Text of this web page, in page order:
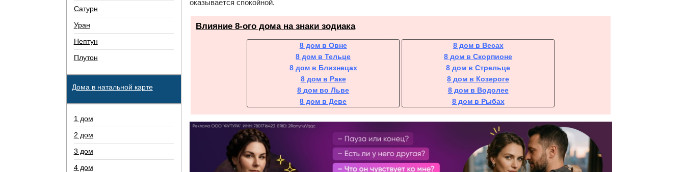
оказывается спокойной.
Влияние 8-ого дома на знаки зодиака
8 дом в Овне
8 дом в Тельце
8 дом в Близнецах
8 дом в Раке
8 дом во Льве
8 дом в Деве
8 дом в Весах
8 дом в Скорпионе
8 дом в Стрельце
8 дом в Козероге
8 дом в Водолее
8 дом в Рыбах
Сатурн
Уран
Нептун
Плутон
Дома в натальной карте
1 дом
2 дом
3 дом
4 дом